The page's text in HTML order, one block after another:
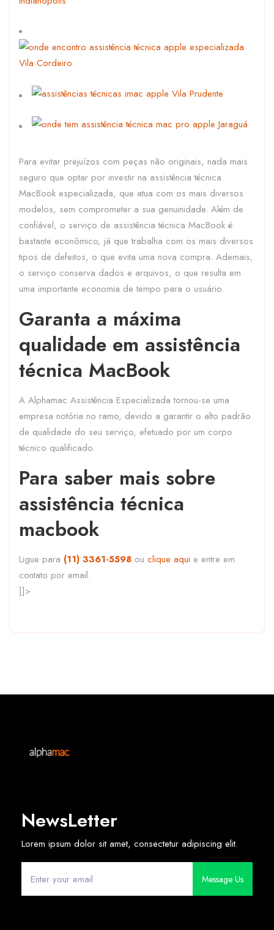
Para evitar prejuízos com peças não originais, nada mais
seguro que optar por investir na assistência técnica
MacBook especializada, que atua com os mais diversos
modelos, sem comprometer a sua genuinidade. Além de
confiável, o serviço de assistência técnica MacBook é
bastante econômico, já que trabalha com os mais diversos
tipos de defeitos, o que evita uma nova compra. Ademais,
o serviço conserva dados e arquivos, o que resulta em
uma importante economia de tempo para o usuário.
Garanta a máxima
qualidade em assistência
técnica MacBook
A Alphamac Assistência Especializada tornou-se uma
empresa notória no ramo, devido a garantir o alto padrão
de qualidade do seu serviço, efetuado por um corpo
técnico qualificado.
Para saber mais sobre
assistência técnica
macbook
Ligue para (11) 3361-5598 ou clique aqui e entre em
contato por email.
]]>
NewsLetter
Lorem ipsum dolor sit amet, consectetur adipiscing elit.
Message Us